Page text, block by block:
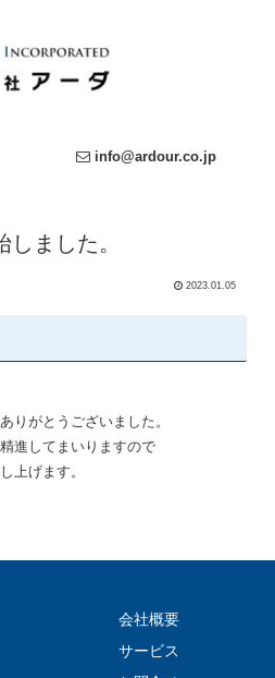
info@ardour.co.jp
しました。
2023.01.05
りがとうございました。
進してまいりますので
上げます。
会社概要
サービス